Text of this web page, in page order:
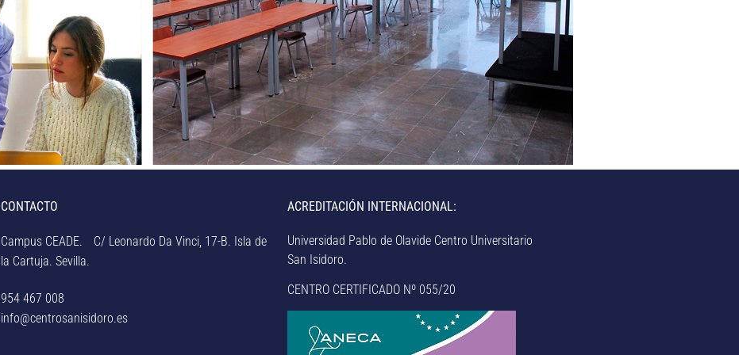
CONTACTO
Campus CEADE. C/ Leonardo Da Vinci, 17-B. Isla de
la Cartuja. Sevilla.
954 467 008
info@centrosanisidoro.es
ACREDITACIÓN INTERNACIONAL:
Universidad Pablo de Olavide Centro Universitario
San Isidoro.
CENTRO CERTIFICADO Nº 055/20